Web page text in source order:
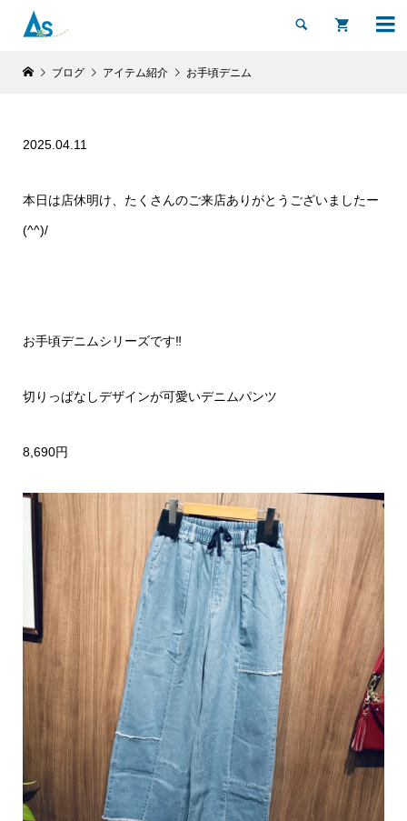
 
ブログ アイテム紹介 お手頃デニム
2025.04.11
本日は店休明け、たくさんのご来店ありがとうございましたー
(^^)/
お手頃デニムシリーズです‼️
切りっぱなしデザインが可愛いデニムパンツ
8,690円